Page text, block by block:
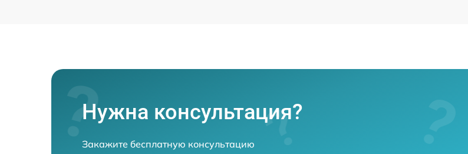
Нужна консультация?
Закажите бесплатную консультацию